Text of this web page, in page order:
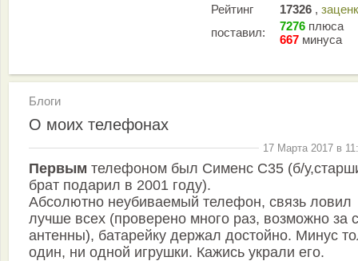
Рейтинг
17326 ,
поставил:
7276 плюса
667 минуса
Блоги
О моих телефонах
17 Марта 2017 в
Первым телефоном был Сименс С35 (б/
брат подарил в 2001 году).
Абсолютно неубиваемый телефон, связь ловил
лучше всех (проверено много раз, возможно за
антенны), батарейку держал достойно. Минус
один, ни одной игрушки. Кажись украли его.